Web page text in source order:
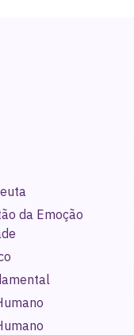
da Emoção